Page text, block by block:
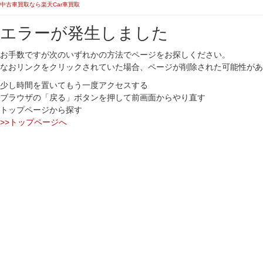
中古車買取なら楽天Car車買取
エラーが発生しました
お手数ですが次のいずれかの方法でページをお探しください。
なおリンクをクリックされていた場合、ページが削除された可能性が
少し時間を置いてもう一度アクセスする
ブラウザの「戻る」ボタンを押して前画面からやり直す
トップページから探す
>>トップページへ